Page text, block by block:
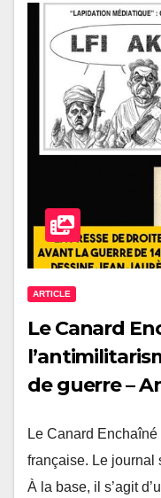
ARTICLE
Le Canard
de guerre –
Le Canard
française. Le journal
À la base, il s’agit